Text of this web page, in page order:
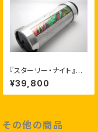
『スターリー・ナイト』
アーティスト：コーキー・
ウィークス
¥39,800
その他の商品